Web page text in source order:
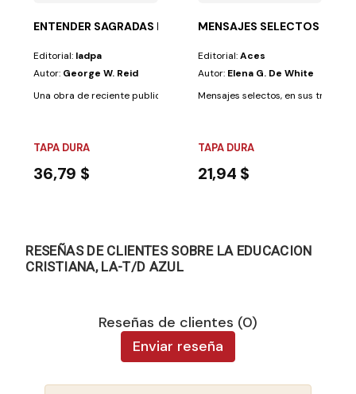
ENTENDER SAGRADAS ESCRITURAS T/4 CL
Editorial: Iadpa
Autor: George W. Reid
Una obra de reciente publicación que presenta los métodos y las
TAPA DURA
36,79 $
MENSAJES SELECTOS T/D
Editorial:Aces
Autor: Elena G. De White
Mensajes selectos, en sus tres
TAPA DURA
21,94 $
RESEÑAS DE CLIENTES SOBRE LA EDUCACION
CRISTIANA, LA-T/D AZUL
Reseñas de clientes (0)
Enviar reseña